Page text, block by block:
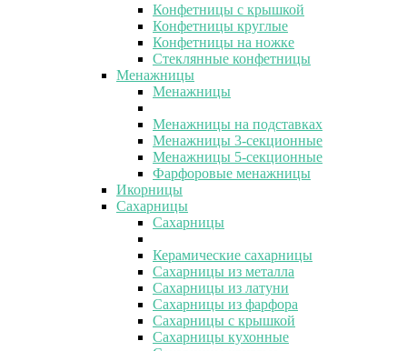
Конфетницы с крышкой
Конфетницы круглые
Конфетницы на ножке
Стеклянные конфетницы
Менажницы
Менажницы
Менажницы на подставках
Менажницы 3-секционные
Менажницы 5-секционные
Фарфоровые менажницы
Икорницы
Сахарницы
Сахарницы
Керамические сахарницы
Сахарницы из металла
Сахарницы из латуни
Сахарницы из фарфора
Сахарницы с крышкой
Сахарницы кухонные